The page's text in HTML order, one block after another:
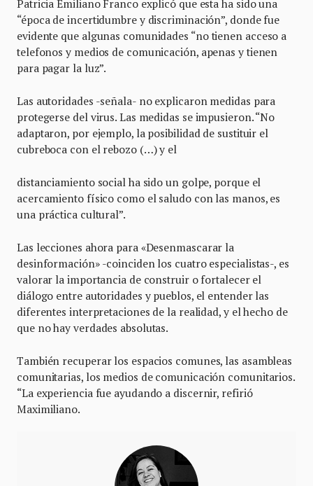
Patricia Emiliano Franco explicó que esta ha sido una
“época de incertidumbre y discriminación”, donde fue
evidente que algunas comunidades “no tienen acceso a
telefonos y medios de comunicación, apenas y tienen
para pagar la luz”.
Las autoridades -señala- no explicaron medidas para
protegerse del virus. Las medidas se impusieron. “No
adaptaron, por ejemplo, la posibilidad de sustituir el
cubreboca con el rebozo (…) y el
distanciamiento social ha sido un golpe, porque el
acercamiento físico como el saludo con las manos, es
una práctica cultural”.
Las lecciones ahora para «Desenmascarar la
desinformación» -coinciden los cuatro especialistas-, es
valorar la importancia de construir o fortalecer el
diálogo entre autoridades y pueblos, el entender las
diferentes interpretaciones de la realidad, y el hecho de
que no hay verdades absolutas.
También recuperar los espacios comunes, las asambleas
comunitarias, los medios de comunicación comunitarios.
“La experiencia fue ayudando a discernir, refirió
Maximiliano.